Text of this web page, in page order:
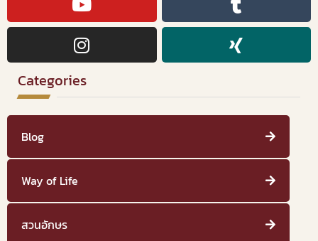
Categories
Blog
Way of Life
สวนอักษร